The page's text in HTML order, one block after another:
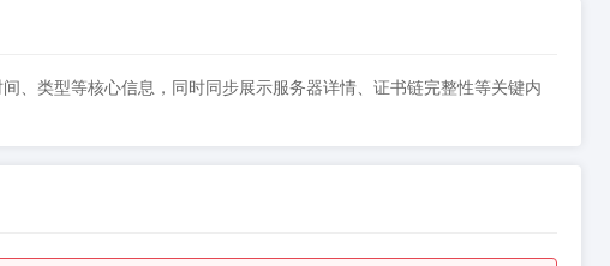
、类型等核心信息，同时同步展示服务器详情、证书链完整性等关键内